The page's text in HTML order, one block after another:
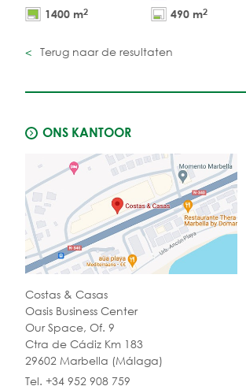
1400 m2 490 m2
Terug naar de resultaten
ONS KANTOOR
Costas & Casas
Oasis Business Center
Our Space, Of. 9
Ctra de Cádiz Km 183
29602 Marbella (Málaga)
Tel. +34 952 908 759